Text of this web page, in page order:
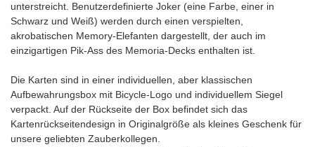
unterstreicht. Benutzerdefinierte Joker (eine Farbe, einer in
Schwarz und Weiß) werden durch einen verspielten,
akrobatischen Memory-Elefanten dargestellt, der auch im
einzigartigen Pik-Ass des Memoria-Decks enthalten ist.
Die Karten sind in einer individuellen, aber klassischen
Aufbewahrungsbox mit Bicycle-Logo und individuellem Siegel
verpackt. Auf der Rückseite der Box befindet sich das
Kartenrückseitendesign in Originalgröße als kleines Geschenk für
unsere geliebten Zauberkollegen.